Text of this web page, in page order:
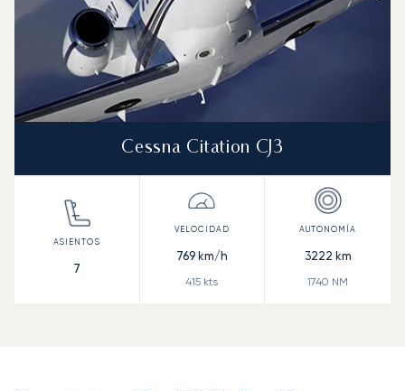
Cessna Citation CJ3
7
769km/h
415 kts
3222 km
1740 NM